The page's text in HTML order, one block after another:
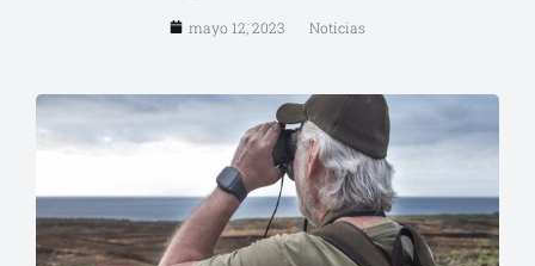
mayo 12, 2023 Noticias